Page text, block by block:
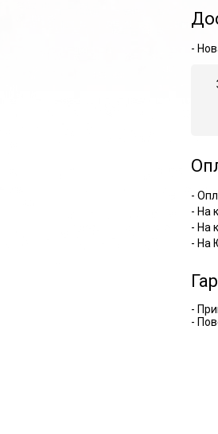
-
-
- На
- На
- На
-
-